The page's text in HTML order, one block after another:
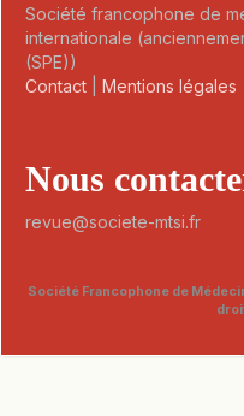
Société francophone de
internationale
(SPE))
Contact
Mentions légales
Nous
revue@societe-mtsi.fr
Société Francophone de